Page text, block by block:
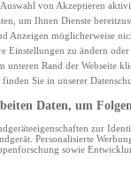
von Akzeptieren
um Ihnen Dienste
Anzeigen möglicherweise
Einstellungen zu ändern
unteren Rand der Webseite
Sie in unserer
Daten, um
zur
Personalisierte
sowie